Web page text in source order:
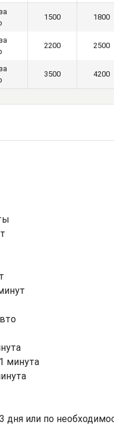
1500 1800
2200 2500
3500 4200
минута
дня или по